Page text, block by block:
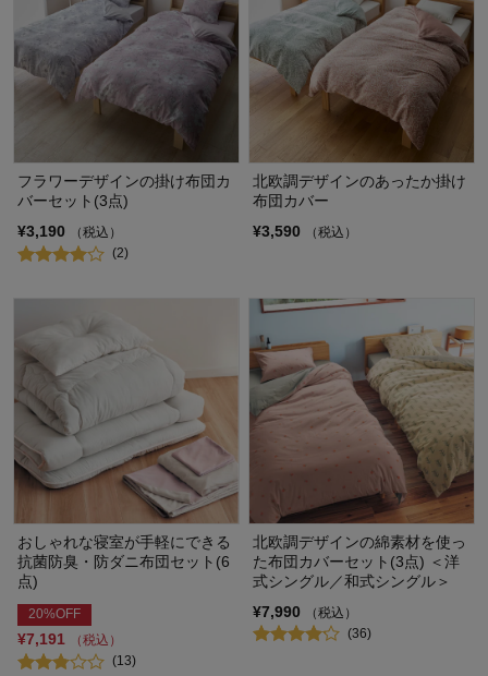
フラワーデザインの掛け布団カ
バーセット(3点)
¥3,190
（税込）
(2)
北欧調デザインのあったか掛け
布団カバー
¥3,590
（税込）
おしゃれな寝室が手軽にできる
抗菌防臭・防ダニ布団セット(6
点)
20%OFF
¥7,191
（税込）
(13)
北欧調デザインの綿素材を使っ
た布団カバーセット(3点) ＜洋
式シングル／和式シングル＞
¥7,990
（税込）
(36)